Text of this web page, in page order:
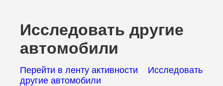
Исследовать другие
автомобили
Перейти в ленту активности
Исследовать
другие автомобили